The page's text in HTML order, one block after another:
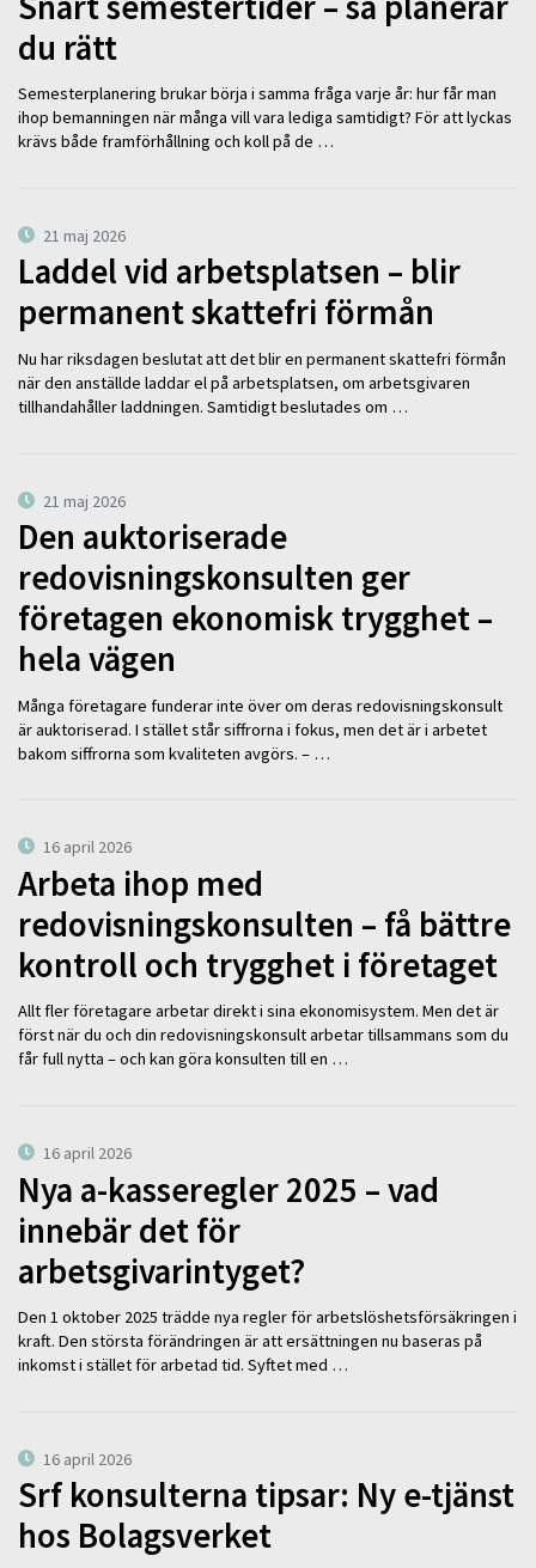
du rätt
Semesterplanering brukar börja i samma fråga varje år: hur får man
ihop bemanningen när många vill vara lediga samtidigt? För att lyckas
krävs både framförhållning och koll på de …
21 maj 2026
Laddel vid arbetsplatsen – blir
permanent skattefri förmån
Nu har riksdagen beslutat att det blir en permanent skattefri förmån
när den anställde laddar el på arbetsplatsen, om arbetsgivaren
tillhandahåller laddningen. Samtidigt beslutades om …
21 maj 2026
Den auktoriserade
redovisningskonsulten ger
företagen ekonomisk trygghet –
hela vägen
Många företagare funderar inte över om deras redovisningskonsult
är auktoriserad. I stället står siffrorna i fokus, men det är i arbetet
bakom siffrorna som kvaliteten avgörs. – …
16 april 2026
Arbeta ihop med
redovisningskonsulten – få bättre
kontroll och trygghet i företaget
Allt fler företagare arbetar direkt i sina ekonomisystem. Men det är
först när du och din redovisningskonsult arbetar tillsammans som du
får full nytta – och kan göra konsulten till en …
16 april 2026
Nya a-kasseregler 2025 – vad
innebär det för
arbetsgivarintyget?
Den 1 oktober 2025 trädde nya regler för arbetslöshetsförsäkringen i
kraft. Den största förändringen är att ersättningen nu baseras på
inkomst i stället för arbetad tid. Syftet med …
16 april 2026
Srf konsulterna tipsar: Ny e-tjänst
hos Bolagsverket